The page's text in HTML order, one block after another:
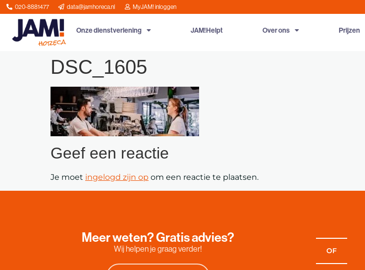
020-8881477 data@jamhoreca.nl MyJAM! inloggen
Onze dienstverlening JAM!Helpt Over ons Prijzen
DSC_1605
Geef een reactie
Je moet ingelogd zijn op om een reactie te plaatsen.
Meer weten? Gratis advies?
Wij helpen je graag verder! OF